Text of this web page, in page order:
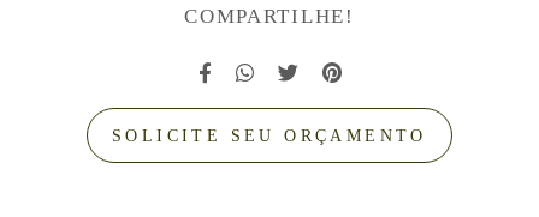
COMPARTILHE!
SOLICITE SEU ORÇAMENTO